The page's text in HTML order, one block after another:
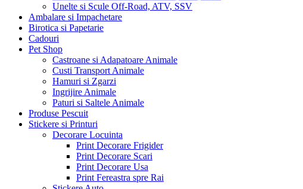
Unelte si Scule Off-Road, ATV, SSV
Ambalare si Impachetare
Birotica si Papetarie
Cadouri
Pet Shop
Castroane si Adapatoare Animale
Custi Transport Animale
Hamuri si Zgarzi
Ingrijire Animale
Paturi si Saltele Animale
Produse Pescuit
Stickere si Printuri
Decorare Locuinta
Print Decorare Frigider
Print Decorare Scari
Print Decorare Usa
Print Fereastra spre Rai